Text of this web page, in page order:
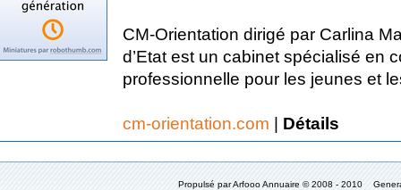
CM-Orientation dirigé par Carlina
d’Etat est un cabinet spécialisé en
professionnelle pour les jeunes et
cm-orientation.com | Détails
Propulsé par Arfooo Annuaire © 2008 - 2010